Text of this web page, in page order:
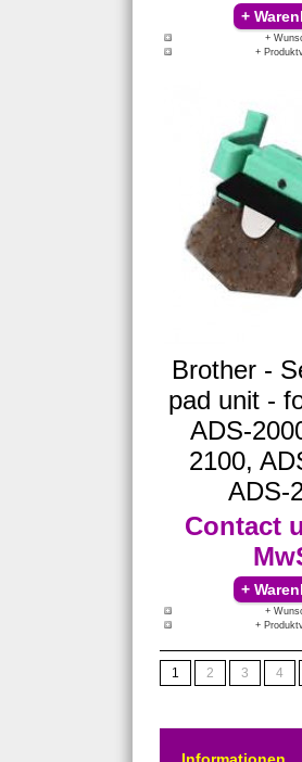
+
+
Brother -
pad unit -
ADS-
2100,
ADS-
Contact
+
+
1 2 3 4